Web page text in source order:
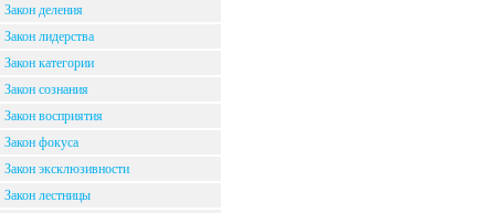
Закон деления
Закон лидерства
Закон категории
Закон сознания
Закон восприятия
Закон фокуса
Закон эксклюзивности
Закон лестницы